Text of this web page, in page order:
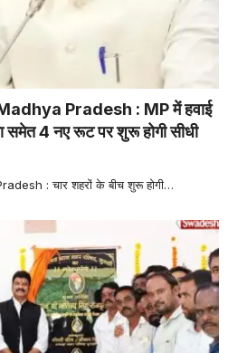
Pradesh : MP में हवाई
समेत 4 नए रूट पर शुरू होगी सीधी
: चार शहरों के बीच शुरू होगी…